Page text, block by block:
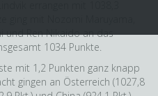
errangen mit 1038,3
ging mit Nozomi Maruyama,
und Ren Nikaido an das
1034 Punkte.
mit 1,2 Punkten ganz knapp
gingen an Österreich (1027,8